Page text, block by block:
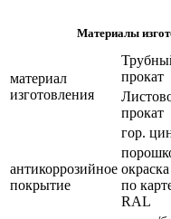
Материалы
материал
изготовления
прокат
прокат
антикоррозийное
покрытие
гор.
окраска
по
RAL